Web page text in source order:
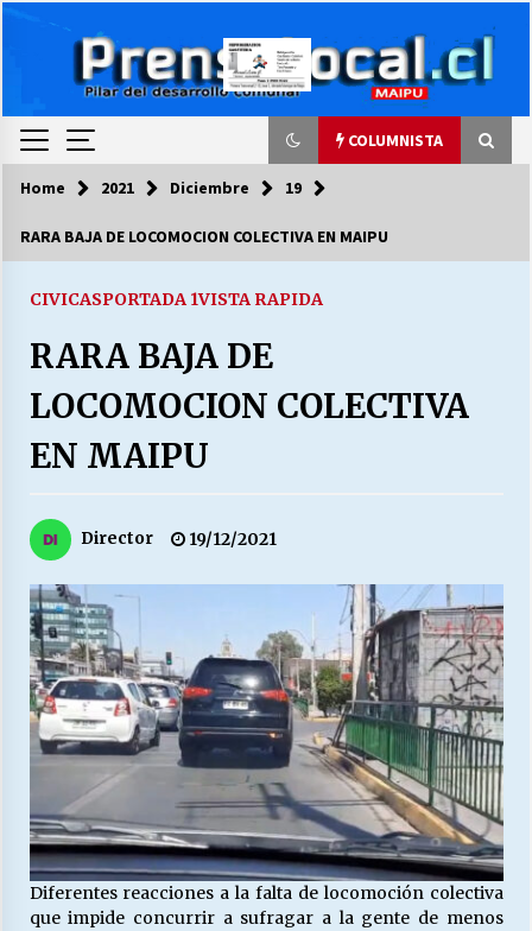
COLUMNISTA
COLUMNISTA
cuándo van a bajar?
HISTORIA
27/07/2026
MUNICIPALIDAD, TRABAJADORES, CLIMA
13/07/2026
Escuela hospitalaria El Carmen de Maipu.
25/06/2026
¿Qué habrían dicho?
23/06/2026
VOLVER A SER ALTERNATIVA
Home 2021 Diciembre 19
RARA BAJA DE LOCOMOCION COLECTIVA EN MAIPU
CIVICASPORTADA 1VISTA RAPIDA
RARA BAJA DE
LOCOMOCION COLECTIVA
EN MAIPU
Director 19/12/2021
Diferentes reacciones a la falta de locomoción colectiva
que impide concurrir a sufragar a la gente de menos